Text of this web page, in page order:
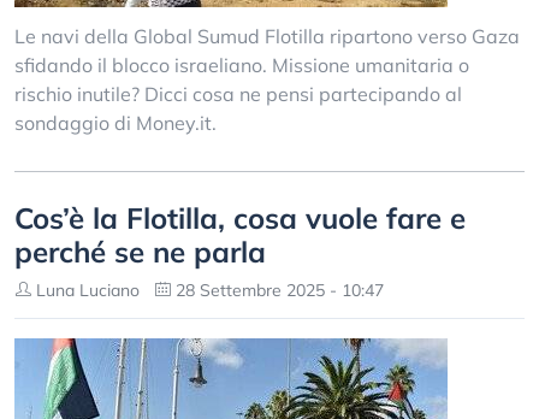
Le navi della Global Sumud Flotilla ripartono verso Gaza
sfidando il blocco israeliano. Missione umanitaria o
rischio inutile? Dicci cosa ne pensi partecipando al
sondaggio di Money.it.
Cos’è la Flotilla, cosa vuole fare e
perché se ne parla
Luna Luciano 28 Settembre 2025 - 10:47